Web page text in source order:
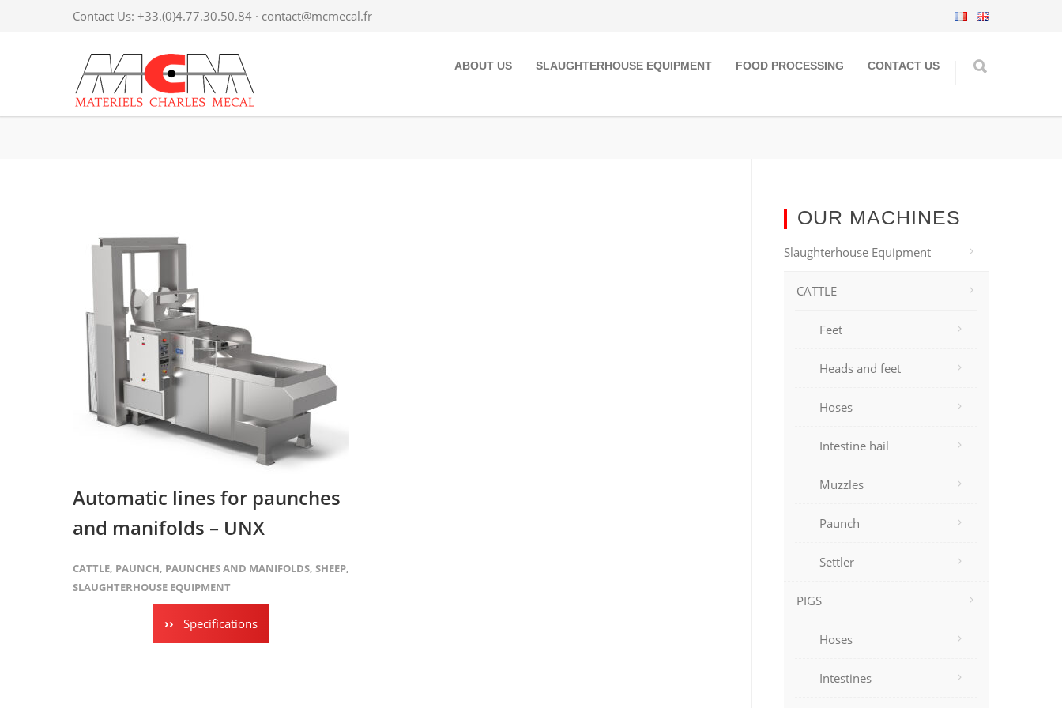
Contact Us: +33.(0)4.77.30.50.84 · contact@mcmecal.fr
ABOUT US SLAUGHTERHOUSE EQUIPMENT FOOD PROCESSING CONTACT US
Automatic lines for paunches
and manifolds – UNX
CATTLE, PAUNCH, PAUNCHES AND MANIFOLDS, SHEEP,
SLAUGHTERHOUSE EQUIPMENT
Specifications
OUR MACHINES
Slaughterhouse Equipment
CATTLE
Feet
Heads and feet
Hoses
Intestine hail
Muzzles
Paunch
Settler
PIGS
Hoses
Intestines